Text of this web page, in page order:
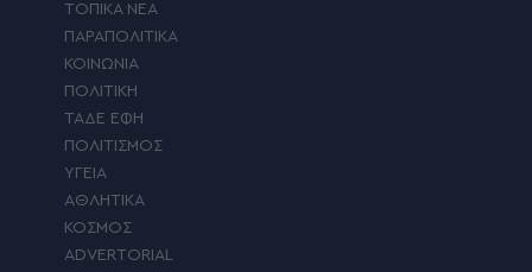
ΤΟΠΙΚΑ ΝΕΑ
ΠΑΡΑΠΟΛΙΤΙΚΑ
ΚΟΙΝΩΝΙΑ
ΠΟΛΙΤΙΚΗ
ΤΑΔΕ ΕΦΗ
ΠΟΛΙΤΙΣΜΟΣ
ΥΓΕΙΑ
ΑΘΛΗΤΙΚΑ
ΚΟΣΜΟΣ
ADVERTORIAL